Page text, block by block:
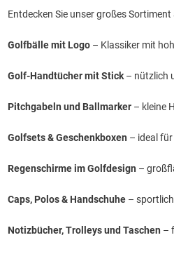
Entdecken Sie unser großes Sortiment
Golfbälle mit Logo – Klassiker mit
Golf-Handtücher mit Stick – nützlich
Pitchgabeln und Ballmarker – kleine
Golfsets & Geschenkboxen – ideal
Regenschirme im Golfdesign –
Caps, Polos & Handschuhe –
Notizbücher, Trolleys und Taschen –